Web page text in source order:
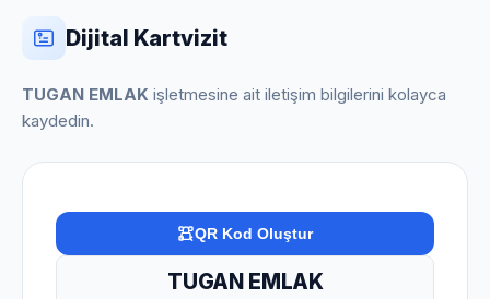
Dijital Kartvizit
TUGAN EMLAK işletmesine ait iletişim bilgilerini kolayca
kaydedin.
QR Kod Oluştur
TUGAN EMLAK